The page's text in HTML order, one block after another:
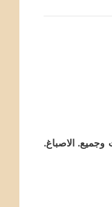
وجميع. الاصباغ.